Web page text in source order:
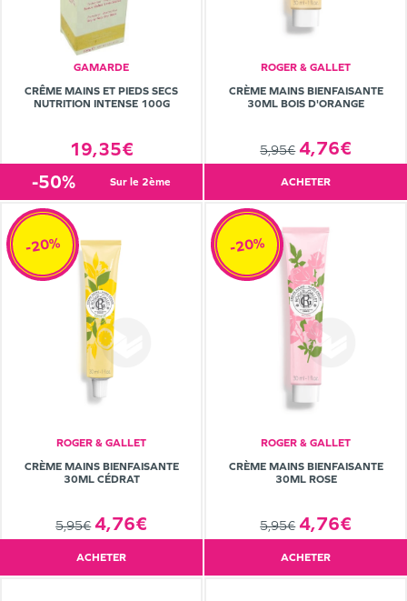
GAMARDE
CRÊME MAINS ET PIEDS SECS
NUTRITION INTENSE 100G
19,35€
-50% sur le 2ème
ROGER & GALLET
CRÈME MAINS BIENFAISANTE
30ML BOIS D'ORANGE
5,95€ 4,76€
ACHETER
ROGER & GALLET
CRÈME MAINS BIENFAISANTE
30ML CÉDRAT
5,95€ 4,76€
-20%
ACHETER
ROGER & GALLET
CRÈME MAINS BIENFAISANTE
30ML ROSE
5,95€ 4,76€
-20%
ACHETER